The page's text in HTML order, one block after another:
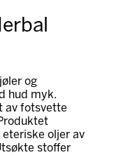
og
hud myk.
av fotsvette
eteriske oljer av
stoffer